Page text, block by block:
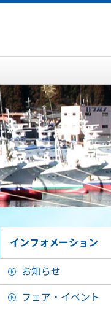
インフォメーション
お知らせ
フェア・イベント